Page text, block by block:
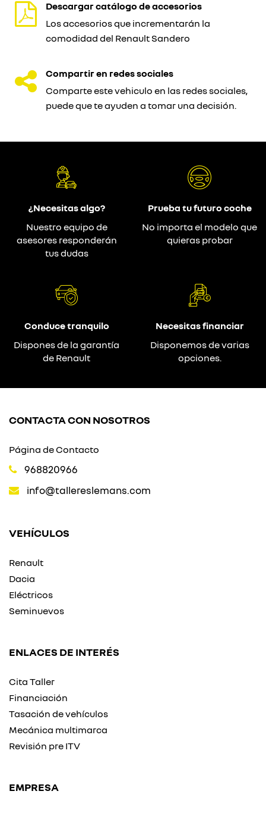
Descargar catálogo de accesorios
Los accesorios que incrementarán la
comodidad del Renault Sandero
Compartir en redes sociales
Comparte este vehiculo en las redes sociales,
puede que te ayuden a tomar una decisión.
¿Necesitas algo?
Nuestro equipo de
asesores responderán
tus dudas
Prueba tu futuro coche
No importa el modelo que
quieras probar
Conduce tranquilo
Dispones de la garantía
de Renault
Necesitas financiar
Disponemos de varias
opciones.
CONTACTA CON NOSOTROS
Página de Contacto
968820966
info@tallereslemans.com
VEHÍCULOS
Renault
Dacia
Eléctricos
Seminuevos
ENLACES DE INTERÉS
Cita Taller
Financiación
Tasación de vehículos
Mecánica multimarca
Revisión pre ITV
EMPRESA